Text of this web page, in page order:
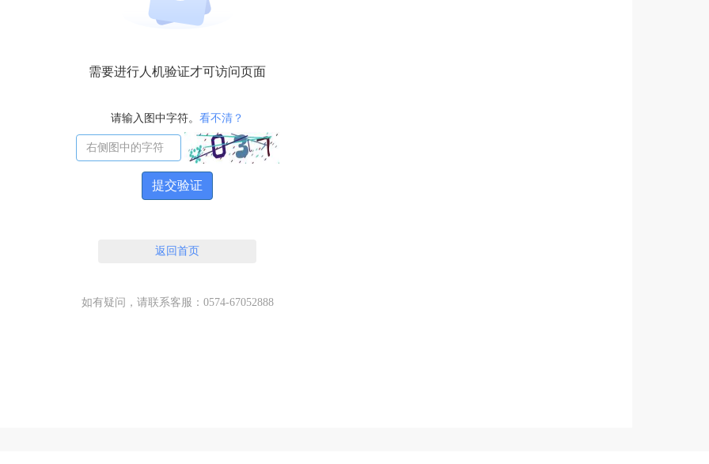
需要进行人机验证才可访问页面
请输入图中字符。 看不清？
提交验证
返回首页
如有疑问，请联系客服：0574-67052888